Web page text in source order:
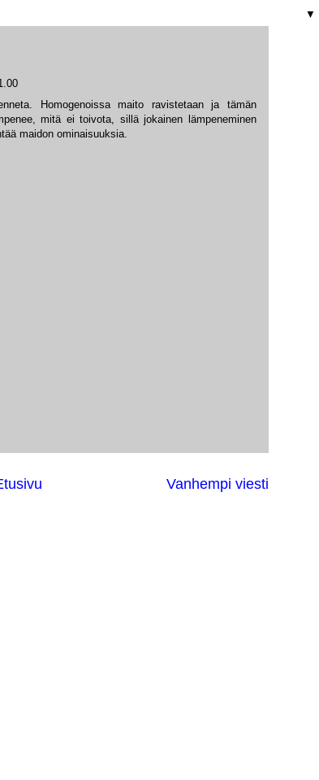
Homogenoissa maito ravistetaan ja tämän
mitä ei toivota, sillä jokainen lämpeneminen
maidon ominaisuuksia.
Vanhempi viesti
▼